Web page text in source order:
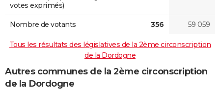
votes exprimés)
Nombre de votants 356 59 059
Tous les résultats des législatives de la 2ème circonscription
de la Dordogne
Autres communes de la 2ème circonscription
de la Dordogne